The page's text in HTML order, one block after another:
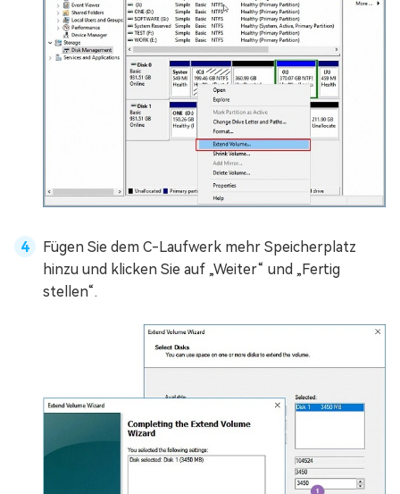
Fügen Sie dem C-Laufwerk mehr Speicherplatz
hinzu und klicken Sie auf „Weiter“ und „Fertig
stellen“.